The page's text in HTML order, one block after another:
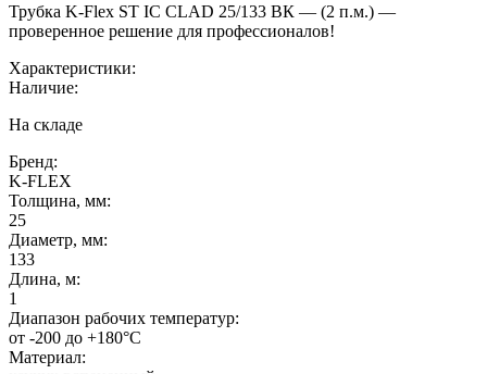
Трубка K-Flex ST IC CLAD 25/133 ВК — (2 п.м.) —
проверенное решение для профессионалов!
Характеристики:
Наличие:
На складе
Бренд:
K-FLEX
Толщина, мм:
25
Диаметр, мм:
133
Длина, м:
1
Диапазон рабочих температур:
от -200 до +180°C
Материал: